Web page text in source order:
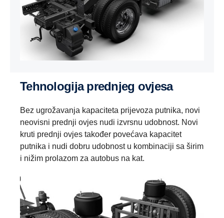
Tehnologija prednjeg ovjesa
Bez ugrožavanja kapaciteta prijevoza putnika, novi
neovisni prednji ovjes nudi izvrsnu udobnost. Novi
kruti prednji ovjes također povećava kapacitet
putnika i nudi dobru udobnost u kombinaciji sa širim
i nižim prolazom za autobus na kat.